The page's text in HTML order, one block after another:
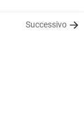
Successivo